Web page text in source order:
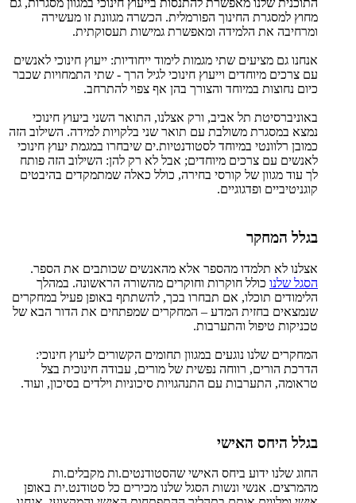
התוכנית שלנו מאפשרת להתנסות בייעוץ חינוכי במגוון מסגרות, גם
מחוץ למסגרת החינוך הפורמלית. הכשרה מגוונת זו מעשירה
ומרחיבה את הלמידה ומאפשרת גמישות תעסוקתית.
אנחנו גם מציעים שתי מגמות לימוד ייחודיות: ייעוץ חינוכי לאנשים
עם צרכים מיוחדים וייעוץ חינוכי לגיל הרך - שתי התמחויות שכבר
כיום נחוצות במיוחד והצורך בהן אף צפוי להתרחב.
באוניברסיטת תל אביב, ורק אצלנו, התואר השני ביעוץ חינוכי
נמצא במסגרת משולבת עם תואר שני בלקויות למידה. השילוב הזה
כמובן רלוונטי במיוחד לסטודנטיות.ים שיבחרו במגמת יעוץ חינוכי
לאנשים עם צרכים מיוחדים; אבל לא רק להן: השילוב הזה פותח
לך עוד מגוון של קורסי בחירה, כולל כאלה שמתמקדים בהיבטים
קוגניטיביים ופדגוגיים.
בגלל המחקר
אצלנו לא תלמדו מהספר אלא מהאנשים שכותבים את הספר.
הסגל שלנו כולל חוקרות וחוקרים מהשורה הראשונה. במהלך
הלימודים תוכלו, אם תבחרו בכך, להשתתף באופן פעיל במחקרים
שנמצאים בחזית המדע – המחקרים שמפתחים את הדור הבא של
טכניקות טיפול והתערבות.
המחקרים שלנו נוגעים במגוון תחומים הקשורים ליעוץ חינוכי:
הדרכת הורים, רווחה נפשית של מורים, עבודה חינוכית בצל
טראומה, התערבות עם התנהגויות סיכוניות וילדים בסיכון, ועוד.
בגלל היחס האישי
החוג שלנו ידוע ביחס האישי שהסטודנטים.ות מקבלים.ות
מהמרצים. אנשי ונשות הסגל שלנו מכירים כל סטודנט.ית באופן